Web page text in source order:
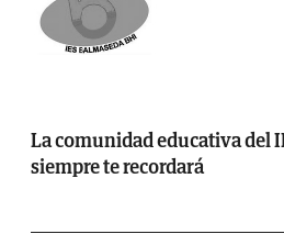
La comunidad educativa del
siempre te recordará